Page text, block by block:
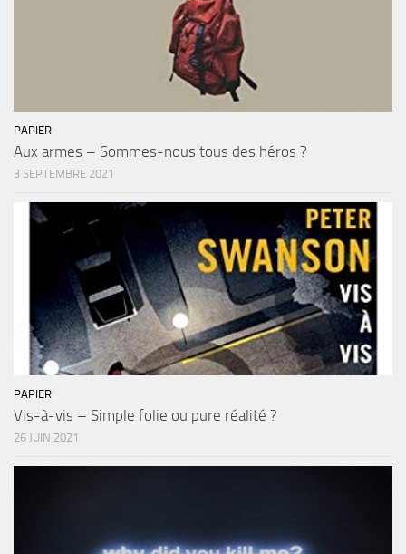
PAPIER
Aux armes – Sommes-nous tous des héros ?
3 SEPTEMBRE 2021
PAPIER
Vis-à-vis – Simple folie ou pure réalité ?
26 JUIN 2021